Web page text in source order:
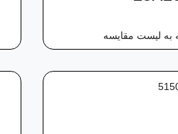
به لیست مقایسه